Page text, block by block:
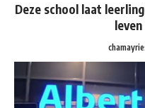
Deze school laat